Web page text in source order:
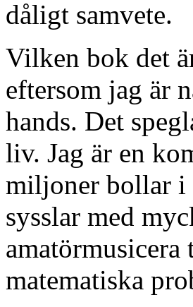
dåligt samvete.
Vilken bok det
eftersom jag är
hands. Det
liv. Jag är en
miljoner bollar i
sysslar med
matematiska